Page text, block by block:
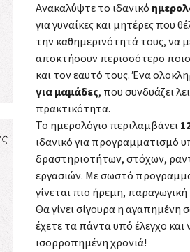
Ανακαλύψτε το ιδανικό
για γυναίκες και μητέρες που
την καθημερινότητά τους, να
αποκτήσουν περισσότερο
και τον εαυτό τους. Ένα
για μαμάδες, που συνδυάζει
πρακτικότητα.
Το ημερολόγιο περιλαμβάνει
ιδανικό για προγραμματισμό
δραστηριοτήτων, στόχων,
εργασιών. Με σωστό
γίνεται πιο ήρεμη,
Θα γίνει σίγουρα η
έχετε τα πάντα υπό έλεγχο
ισορροπημένη χρονιά!